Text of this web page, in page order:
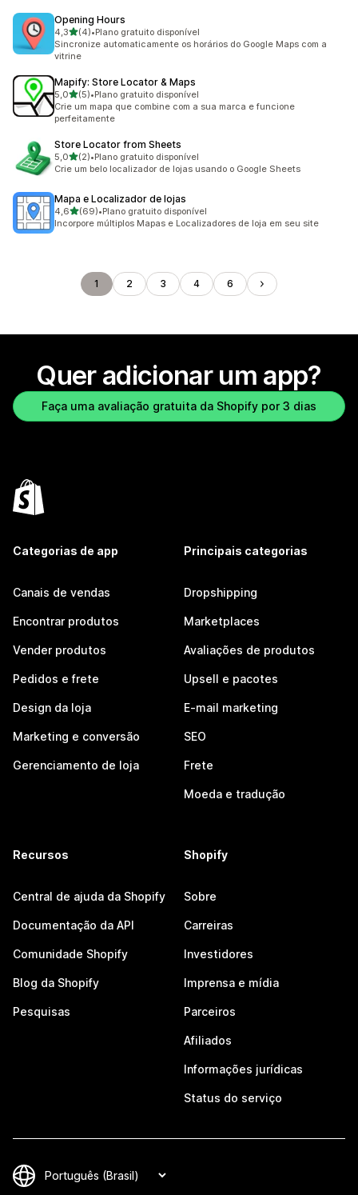
Opening Hours
4,3de 5 estrelas
(4)
4 avaliações ao todo
•Plano gratuito disponível
Sincronize automaticamente os horários do Google Maps com a
vitrine
Mapify: Store Locator & Maps
5,0de 5 estrelas
(5)
5 avaliações ao todo
•Plano gratuito disponível
Crie um mapa que combine com a sua marca e funcione
perfeitamente
Store Locator from Sheets
5,0de 5 estrelas
(2)
2 avaliações ao todo
•Plano gratuito disponível
Crie um belo localizador de lojas usando o Google Sheets
Mapa e Localizador de lojas
4,6de 5 estrelas
(69)
69 avaliações ao todo
•Plano gratuito disponível
Incorpore múltiplos Mapas e Localizadores de loja em seu site
1 2 3 4 6
Quer adicionar um app?
Faça uma avaliação gratuita da Shopify por 3 dias
Categorias de app
Canais de vendas
Encontrar produtos
Vender produtos
Pedidos e frete
Design da loja
Marketing e conversão
Gerenciamento de loja
Principais categorias
Dropshipping
Marketplaces
Avaliações de produtos
Upsell e pacotes
E-mail marketing
SEO
Frete
Moeda e tradução
Recursos
Central de ajuda da Shopify
Documentação da API
Comunidade Shopify
Blog da Shopify
Pesquisas
Shopify
Sobre
Carreiras
Investidores
Imprensa e mídia
Parceiros
Afiliados
Informações jurídicas
Status do serviço